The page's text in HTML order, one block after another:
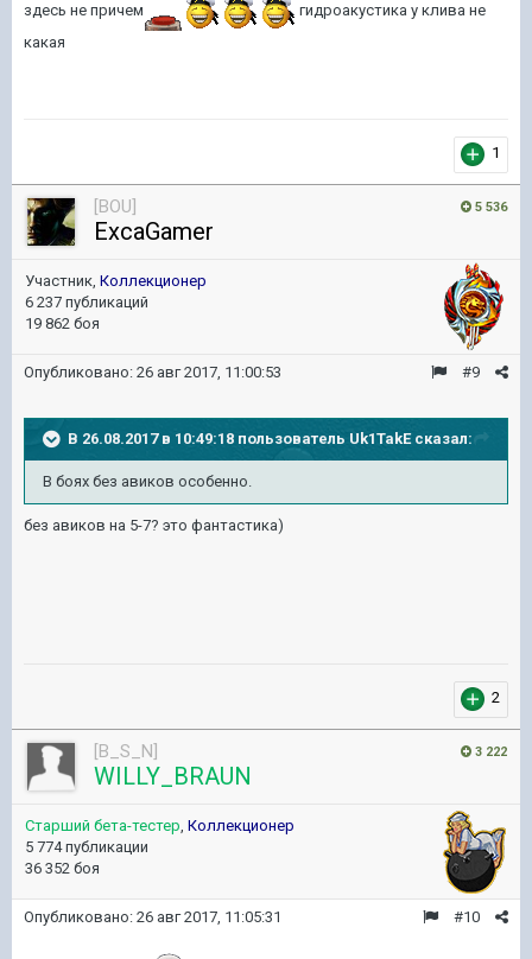
здесь не причем
гидроакустика у клива не
какая
1
5 536
[BOU]
ExcaGamer
Участник, Коллекционер
6 237 публикаций
19 862 боя
#9
Опубликовано: 26 авг 2017, 11:00:53
В 26.08.2017 в 10:49:18 пользователь Uk1TakEсказал:
В боях без авиков особенно.
без авиков на 5-7? это фантастика)
2
3 222
[B_S_N]
WILLY_BRAUN
Старший бета-тестер Коллекционер
5 774 публикации
36 352 боя
#10
Опубликовано: 26 авг 2017, 11:05:31